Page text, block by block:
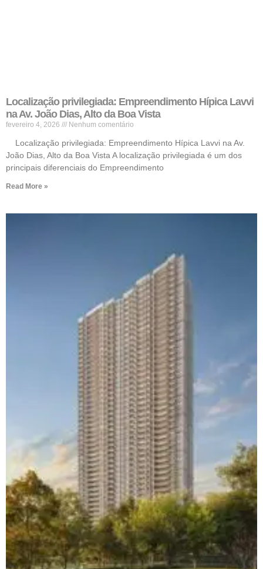
Localização privilegiada: Empreendimento Hípica Lavvi
na Av. João Dias, Alto da Boa Vista
fevereiro 4, 2026 Nenhum comentário
Localização privilegiada: Empreendimento Hípica Lavvi na Av.
João Dias, Alto da Boa Vista A localização privilegiada é um dos
principais diferenciais do Empreendimento
Read More »